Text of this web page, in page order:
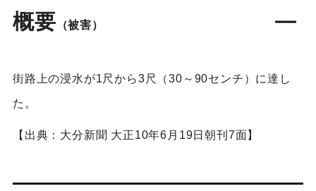
概要 （被害）
街路上の浸水が1尺から3尺（30～90センチ）に達し
た。
【出典：大分新聞 大正10年6月19日朝刊7面】